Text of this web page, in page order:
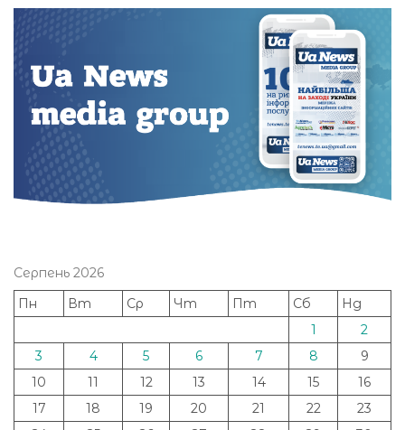
Серпень 2026
Пн
Вт Ср Чт Пт Сб
Нд
1
2
3
4 5 6 7 8
9
10
11 12 13 14 15
16
17
18 19 20 21 22
23